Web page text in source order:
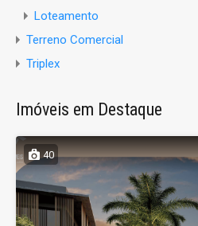
Loteamento
Terreno Comercial
Triplex
Imóveis em Destaque
40